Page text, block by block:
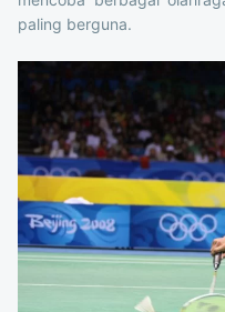
paling berguna.